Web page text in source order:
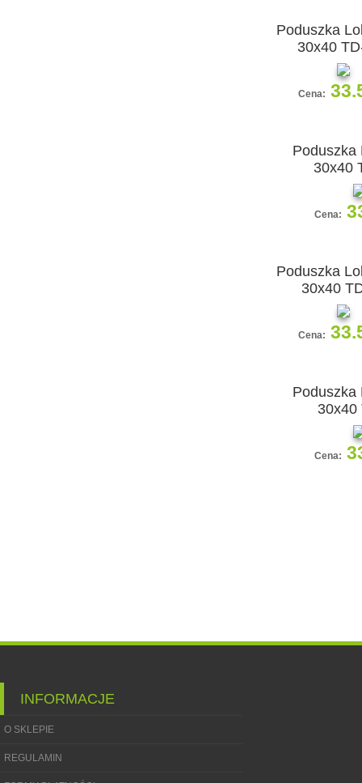
Poduszka
30x40
Cena:
Poduszka
30x40
Cena:
Poduszka
30x40
Cena:
Poduszka
30x40
Cena:
INFORMACJE
O SKLEPIE
REGULAMIN